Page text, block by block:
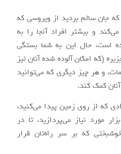
که جان سالم بردید از ویروسی که
و بیشتر افراد آنجا را به
است، حال این به شما بستگی
(که امکان آلوده شده آنان نیز
و هر چیز دیگری که می‌توانید
آنان کمک کند.
که از روی زمین پیدا می‌کنید،
مورد نیاز می‌پردازید، تا در
که بر سر راه‌تان قرار